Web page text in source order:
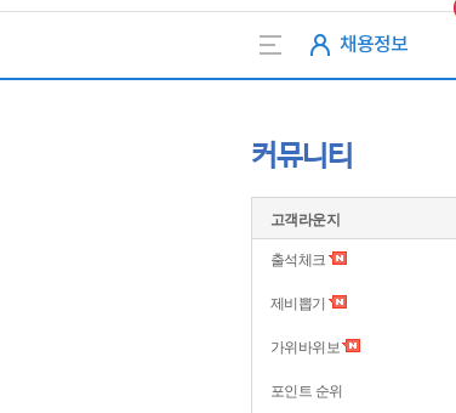
채용정보
커뮤니티
고객라운지
출석체크
제비뽑기
가위바위보
포인트 순위